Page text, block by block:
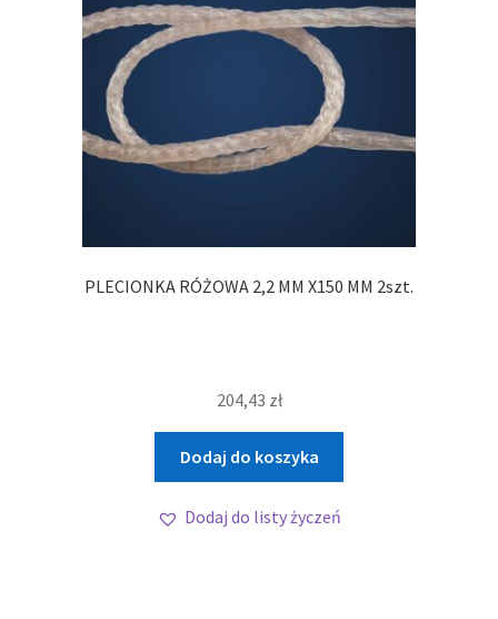
PLECIONKA RÓŻOWA 2,2 MM X150 MM 2szt.
204,43 zł
Dodaj do koszyka
Dodaj do listy życzeń